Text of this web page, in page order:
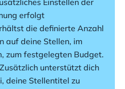
Einstellen der
erfolgt
die definierte Anzahl
auf deine Stellen, im
zum festgelegten Budget.
unterstützt dich
deine Stellentitel zu